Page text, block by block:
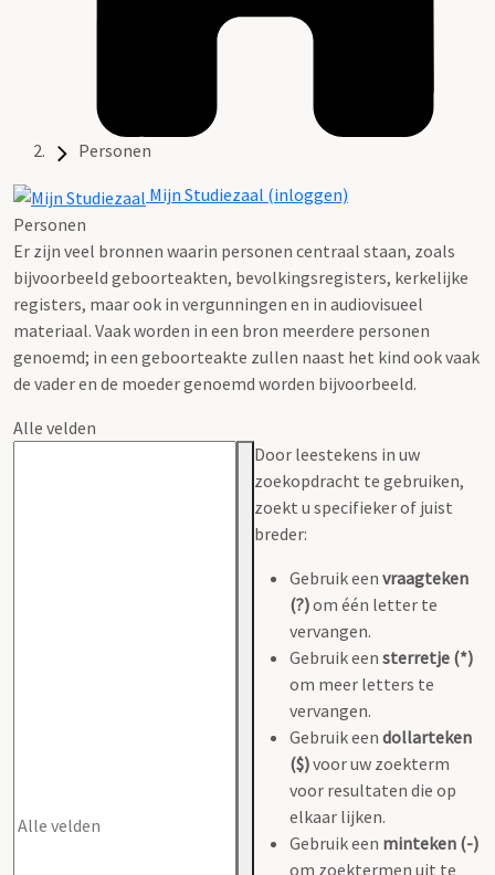
Personen
Mijn Studiezaal (inloggen)
Personen
Er zijn veel bronnen waarin personen centraal staan, zoals
bijvoorbeeld geboorteakten, bevolkingsregisters, kerkelijke
registers, maar ook in vergunningen en in audiovisueel
materiaal. Vaak worden in een bron meerdere personen
genoemd; in een geboorteakte zullen naast het kind ook vaak
de vader en de moeder genoemd worden bijvoorbeeld.
Alle velden
Door leestekens in uw
zoekopdracht te gebruiken,
zoekt u specifieker of juist
breder:
Gebruik een vraagteken
(?)om één letter te
vervangen.
Gebruik een sterretje (*)
om meer letters te
vervangen.
Gebruik een dollarteken
($)voor uw zoekterm
voor resultaten die op
elkaar lijken.
Gebruik een minteken (-)
om zoektermen uit te